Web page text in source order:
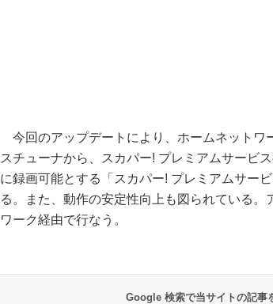
今回のアップデートにより、ホームネットワ
スチューナから、スカパー! プレミアムサービ
に録画可能とする「スカパー! プレミアムサー
る。また、動作の安定性向上も図られている。
ワーク経由で行なう。
Google 検索で当サイトの記事